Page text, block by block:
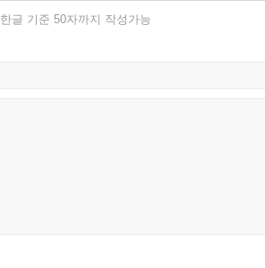
한글 기준 50자까지 작성가능